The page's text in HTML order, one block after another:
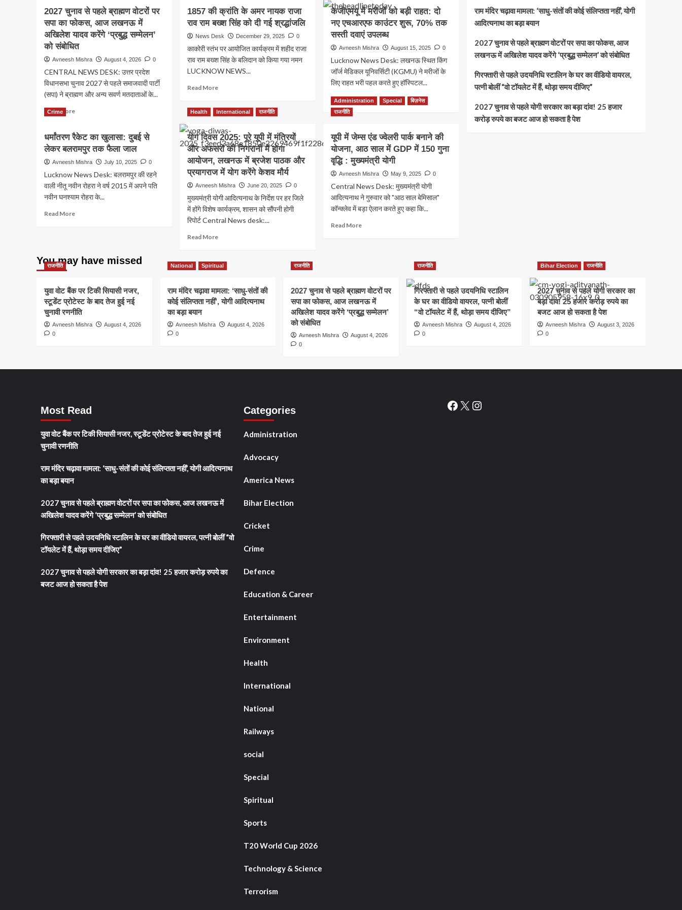
2027 चुनाव से पहले ब्राह्मण वोटरों पर
सपा का फोकस, आज लखनऊ में
अखिलेश यादव करेंगे ‘प्रबुद्ध सम्मेलन’
को संबोधित
Avneesh Mishra August 4, 2026 0
CENTRAL NEWS DESK: उत्तर प्रदेश
विधानसभा चुनाव 2027 से पहले समाजवादी पार्टी
(सपा) ने ब्राह्मण और अन्य सवर्ण मतदाताओं के...
Read MoreRead
2027
चुनाव
ब्राह्मण
वोटरों
पर
का
अखिलेश
‘प्रबुद्ध
सम्मेलन’
को
संबोधित
1857 की क्रांति के अमर नायक राजा
राव राम बख्श सिंह को दी गई श्रद्धांजलि
News Desk December 29, 2025 0
काकोरी स्तंभ पर आयोजित कार्यक्रम में शहीद राजा
राव राम बख्श सिंह के बलिदान को किया गया नमन
LUCKNOW NEWS...
Read MoreRead
1857
क्रांति
के
अमर
नायक
राजा
राव
बख्श
सिंह
को
केजीएमयू में मरीजों को बड़ी राहत: दो
नए एचआरएफ काउंटर शुरू, 70% तक
सस्ती दवाएं उपलब्ध
Avneesh Mishra August 15, 2025 0
Lucknow News Desk: लखनऊ स्थित किंग
जॉर्ज मेडिकल यूनिवर्सिटी (KGMU) ने मरीजों के
लिए राहत भरी पहल करते हुए हॉस्पिटल...
Read MoreRead
more
में
मरीजों
बड़ी
राहत:
दो
नए
एचआरएफ
काउंटर
शुरू,
Crime
धर्मांतरण रैकेट का खुलासा: दुबई से
लेकर बलरामपुर तक फैला जाल
Avneesh Mishra July 10, 2025 0
Lucknow News Desk: बलरामपुर की रहने
वाली नीतू नवीन रोहरा ने वर्ष 2015 में अपने पति
नवीन घनश्याम रोहरा के...
Read MoreRead
का
से
लेकर
बलरामपुर
फैला
Health International राजनीति
योग दिवस 2025: पूरे यूपी में मंत्रियों
और अफसरों की निगरानी में होगा
आयोजन, लखनऊ में ब्रजेश पाठक और
प्रयागराज में योग करेंगे केशव मौर्य
Avneesh Mishra June 20, 2025 0
मुख्यमंत्री योगी आदित्यनाथ के निर्देश पर हर जिले
में होंगे विशेष कार्यक्रम, शासन को सौंपनी होगी
रिपोर्ट Central News desk:...
Read MoreRead
योग
पूरे
यूपी
मंत्रियों
में
पाठक
और
योग
Administration Special
बिज़नेस
राजनीति
यूपी में जेम्स एंड ज्वेलरी पार्क बनाने की
योजना, आठ साल में GDP में 150 गुना
वृद्धि : मुख्यमंत्री योगी
Avneesh Mishra May 9, 2025 0
Central News Desk: मुख्यमंत्री योगी
आदित्यनाथ ने गुरुवार को "आठ साल बेमिसाल"
कॉन्क्लेव में बड़ा ऐलान करते हुए कहा कि...
Read MoreRead
ज्वेलरी
पार्क
बनाने
आठ
GDP
राम मंदिर चढ़ावा मामला: ‘साधु-संतों की कोई संलिप्तता नहीं’, योगी
आदित्यनाथ का बड़ा बयान
2027 चुनाव से पहले ब्राह्मण वोटरों पर सपा का फोकस, आज
लखनऊ में अखिलेश यादव करेंगे ‘प्रबुद्ध सम्मेलन’ को संबोधित
गिरफ्तारी से पहले उदयनिधि स्टालिन के घर का वीडियो वायरल,
पत्नी बोलीं “वो टॉयलेट में हैं, थोड़ा समय दीजिए”
2027 चुनाव से पहले योगी सरकार का बड़ा दांव! 25 हजार
करोड़ रुपये का बजट आज हो सकता है पेश
You may have missed
राजनीति
युवा वोट बैंक पर टिकी सियासी नजर,
स्टूडेंट प्रोटेस्ट के बाद तेज हुई नई
चुनावी रणनीति
Avneesh Mishra
August 4, 2026
0
National Spiritual
राम मंदिर चढ़ावा मामला: ‘साधु-संतों की
कोई संलिप्तता नहीं’, योगी आदित्यनाथ
का बड़ा बयान
Avneesh Mishra
August 4, 2026
0
राजनीति
2027 चुनाव से पहले ब्राह्मण वोटरों पर
सपा का फोकस, आज लखनऊ में
अखिलेश यादव करेंगे ‘प्रबुद्ध सम्मेलन’
को संबोधित
Avneesh Mishra
August 4, 2026
0
राजनीति
गिरफ्तारी से पहले उदयनिधि स्टालिन
के घर का वीडियो वायरल, पत्नी बोलीं
“वो टॉयलेट में हैं, थोड़ा समय दीजिए”
Avneesh Mishra
August 4, 2026
0
Bihar Election राजनीति
2027 चुनाव से पहले योगी सरकार का
बड़ा दांव! 25 हजार करोड़ रुपये का
बजट आज हो सकता है पेश
Avneesh Mishra
August 3, 2026
0
Most Read
युवा वोट बैंक पर टिकी सियासी नजर, स्टूडेंट प्रोटेस्ट के बाद तेज हुई नई
चुनावी रणनीति
राम मंदिर चढ़ावा मामला: ‘साधु-संतों की कोई संलिप्तता नहीं’, योगी आदित्यनाथ
का बड़ा बयान
2027 चुनाव से पहले ब्राह्मण वोटरों पर सपा का फोकस, आज लखनऊ में
अखिलेश यादव करेंगे ‘प्रबुद्ध सम्मेलन’ को संबोधित
गिरफ्तारी से पहले उदयनिधि स्टालिन के घर का वीडियो वायरल, पत्नी बोलीं “वो
टॉयलेट में हैं, थोड़ा समय दीजिए”
2027 चुनाव से पहले योगी सरकार का बड़ा दांव! 25 हजार करोड़ रुपये का
बजट आज हो सकता है पेश
Categories
Administration
Advocacy
America News
Bihar Election
Cricket
Crime
Defence
Education & Career
Entertainment
Environment
Health
International
National
Railways
social
Special
Spiritual
Sports
T20 World Cup 2026
Technology & Science
Terrorism
Facebook
X Instagram